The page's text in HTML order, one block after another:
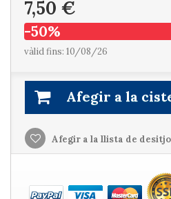
7,50 €
-50%
vàlid fins: 10/08/26
Afegir a la
Afegir a la llista de